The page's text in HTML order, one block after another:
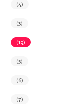
(4)
(3)
(19)
(5)
(6)
(7)